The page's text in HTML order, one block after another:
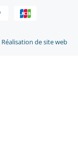
Réalisation de site web